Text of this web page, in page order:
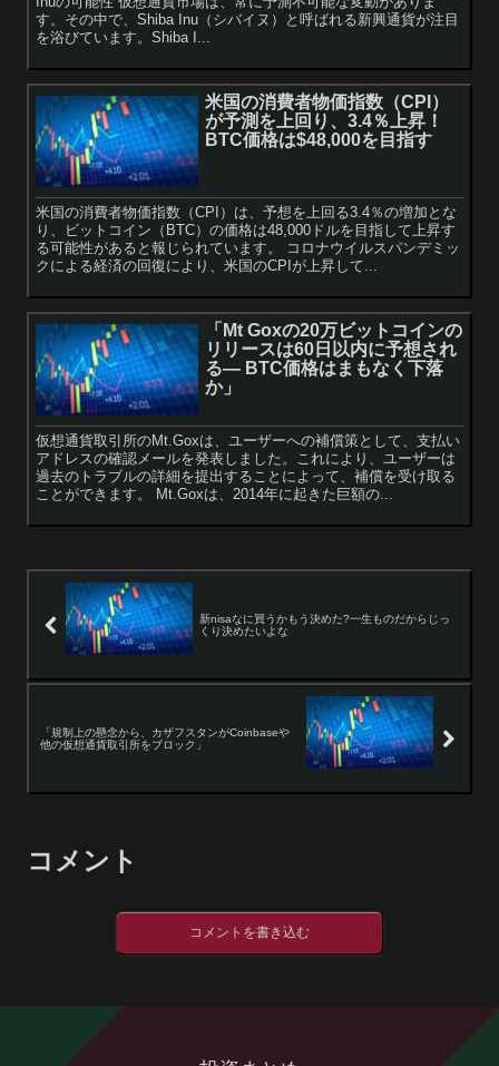
す。その中で、Shiba Inu（シバイヌ）と呼ばれる新興通貨が注目
を浴びています。Shiba I...
米国の消費者物価指数（CPI）
が予測を上回り、3.4％上昇！
BTC価格は$48,000を目指す
米国の消費者物価指数（CPI）は、予想を上回る3.4％の増加とな
り、ビットコイン（BTC）の価格は48,000ドルを目指して上昇す
る可能性があると報じられています。 コロナウイルスパンデミッ
クによる経済の回復により、米国のCPIが上昇して...
「Mt Goxの20万ビットコインの
リリースは60日以内に予想され
る— BTC価格はまもなく下落
か」
仮想通貨取引所のMt.Goxは、ユーザーへの補償策として、支払い
アドレスの確認メールを発表しました。これにより、ユーザーは
過去のトラブルの詳細を提出することによって、補償を受け取る
ことができます。 Mt.Goxは、2014年に起きた巨額の...
新nisaなに買うかもう決めた?一生ものだからじっ
くり決めたいよな
「規制上の懸念から、カザフスタンがCoinbaseや
他の仮想通貨取引所をブロック」
コメント
コメントを書き込む